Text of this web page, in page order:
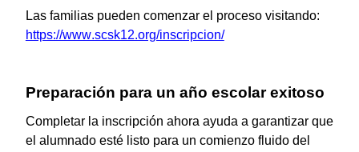
Las familias pueden comenzar el proceso visitando:
https://www.scsk12.org/inscripcion/
Preparación para un año escolar exitoso
Completar la inscripción ahora ayuda a garantizar que
el alumnado esté listo para un comienzo fluido del